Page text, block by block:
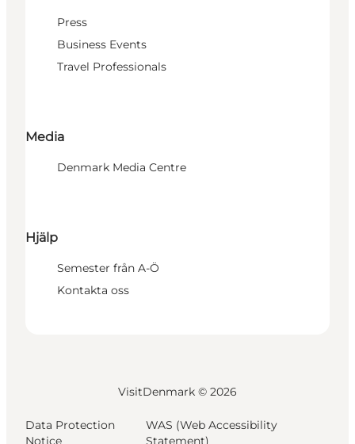
Press
Business Events
Travel Professionals
Media
Denmark Media Centre
Hjälp
Semester från A-Ö
Kontakta oss
VisitDenmark © 2026
Data Protection
Notice
WAS (Web Accessibility
Statement)